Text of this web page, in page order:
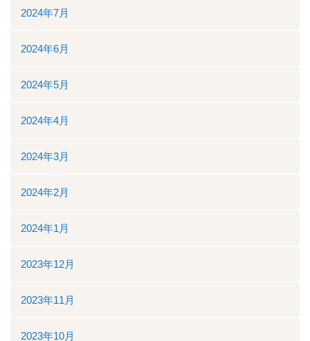
2024年7月
2024年6月
2024年5月
2024年4月
2024年3月
2024年2月
2024年1月
2023年12月
2023年11月
2023年10月